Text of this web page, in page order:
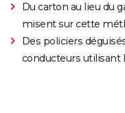
Du carton au lieu du
misent sur cette
Des policiers
conducteurs utilisant